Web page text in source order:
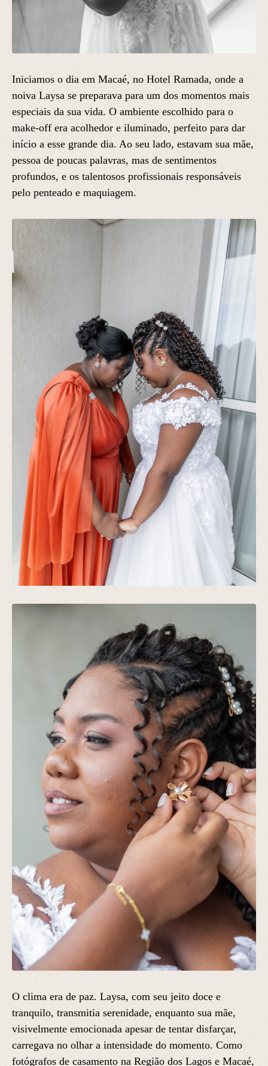
Iniciamos o dia em Macaé, no Hotel Ramada, onde a
noiva Laysa se preparava para um dos momentos mais
especiais da sua vida. O ambiente escolhido para o
make-off era acolhedor e iluminado, perfeito para dar
início a esse grande dia. Ao seu lado, estavam sua mãe,
pessoa de poucas palavras, mas de sentimentos
profundos, e os talentosos profissionais responsáveis
pelo penteado e maquiagem.
O clima era de paz. Laysa, com seu jeito doce e
tranquilo, transmitia serenidade, enquanto sua mãe,
visivelmente emocionada apesar de tentar disfarçar,
carregava no olhar a intensidade do momento. Como
fotógrafos de casamento na Região dos Lagos e Macaé,